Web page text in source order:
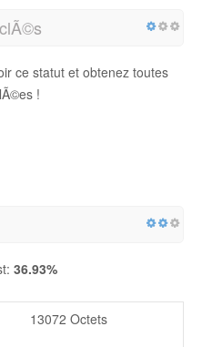
ce statut et obtenez toutes
!
36.93%
13072 Octets